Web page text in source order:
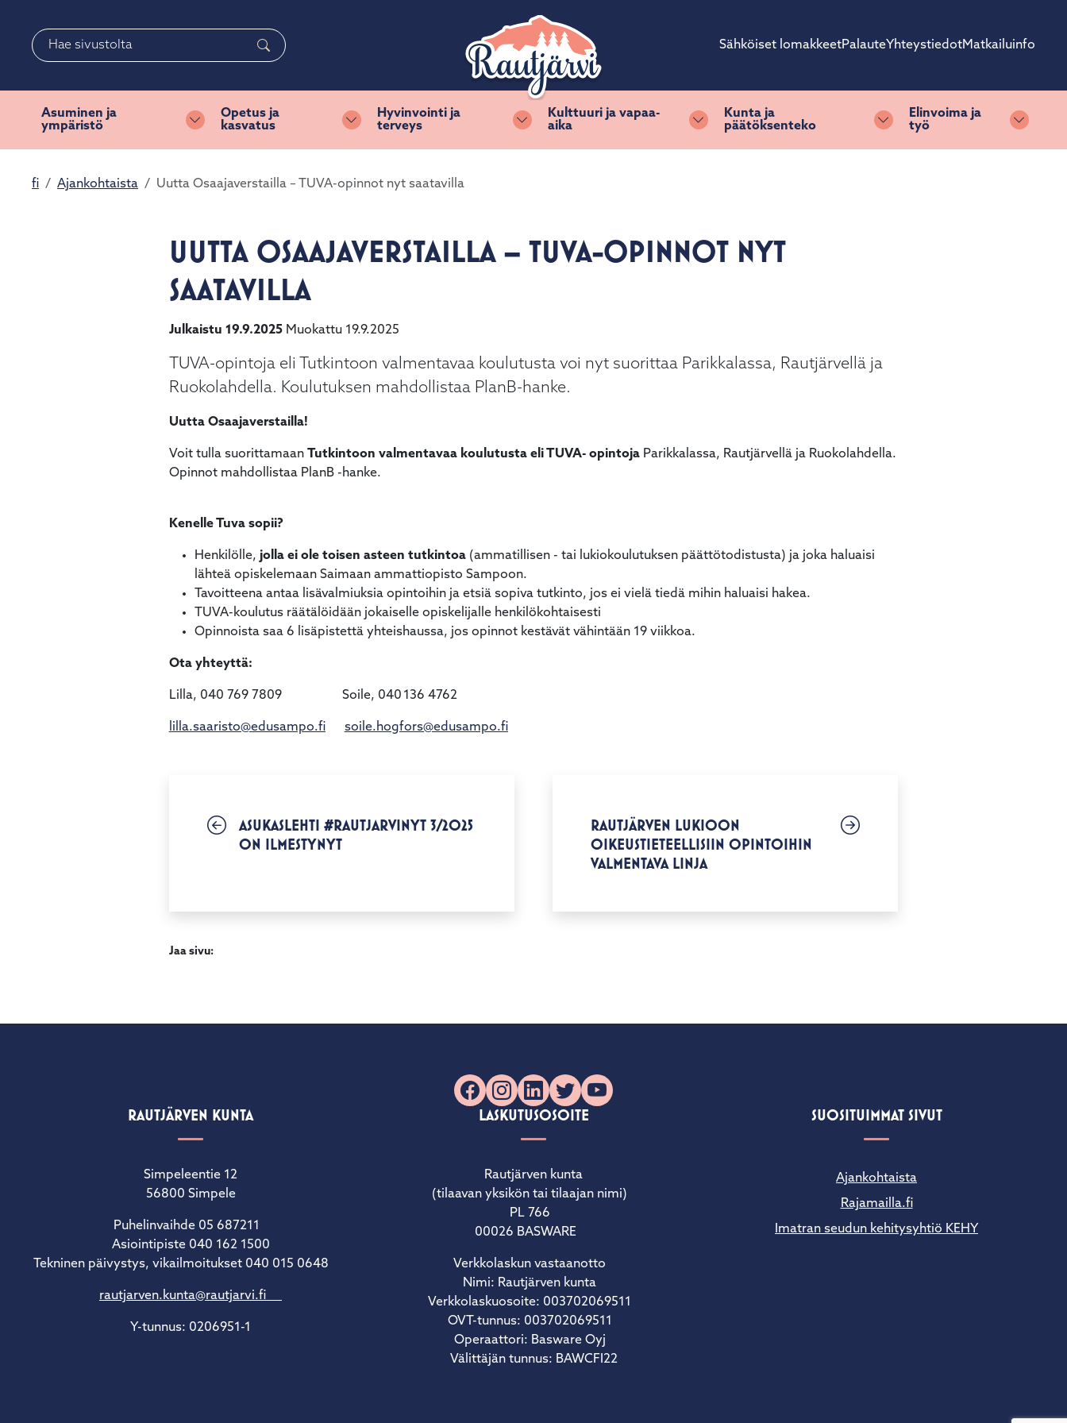
Sähköiset lomakkeetPalauteYhteystiedotMatkailuinfo
Haku
Asuminen ja
ympäristö
Vaihda alasvetovalikkoa
Opetus ja
kasvatus
Vaihda alasvetovalikkoa
Hyvinvointi ja
terveys
Vaihda alasvetovalikkoa
Kulttuuri ja vapaa-
aika
Vaihda alasvetovalikkoa
Kunta ja
päätöksenteko
Vaihda alasvetovalikkoa
Elinvoima ja
työ
Vaihda
fi Ajankohtaista Uutta Osaajaverstailla – TUVA-opinnot nyt saatavilla
UUTTA OSAAJAVERSTAILLA – TUVA-OPINNOT NYT
SAATAVILLA
Julkaistu 19.9.2025 Muokattu 19.9.2025
TUVA-opintoja eli Tutkintoon valmentavaa koulutusta voi nyt suorittaa Parikkalassa, Rautjärvellä ja
Ruokolahdella. Koulutuksen mahdollistaa PlanB-hanke.
Uutta Osaajaverstailla!
Voit tulla suorittamaan Tutkintoon valmentavaa koulutusta eli TUVA- opintojaParikkalassa, Rautjärvellä ja Ruokolahdella.
Opinnot mahdollistaa PlanB -hanke.
Kenelle Tuva sopii?
Henkilölle, jolla ei ole toisen asteen tutkintoa(ammatillisen - tai lukiokoulutuksen päättötodistusta) ja joka haluaisi
lähteä opiskelemaan Saimaan ammattiopisto Sampoon.
Tavoitteena antaa lisävalmiuksia opintoihin ja etsiä sopiva tutkinto, jos ei vielä tiedä mihin haluaisi hakea.
TUVA-koulutus räätälöidään jokaiselle opiskelijalle henkilökohtaisesti
Opinnoista saa 6 lisäpistettä yhteishaussa, jos opinnot kestävät vähintään 19 viikkoa.
Ota yhteyttä:
Lilla, 040 769 7809 Soile, 040 136 4762
lilla.saaristo@edusampo.fi soile.hogfors@edusampo.fi
ASUKASLEHTI #RAUTJARVINYT 3/2025
ON ILMESTYNYT
RAUTJÄRVEN LUKIOON
OIKEUSTIETEELLISIIN OPINTOIHIN
VALMENTAVA LINJA
Jaa sivu:
Facebook
Instagram
LinkedIn
X YouTube
RAUTJÄRVEN KUNTA
Simpeleentie 12
56800 Simpele
Puhelinvaihde 05 687211
Asiointipiste 040 162 1500
Tekninen päivystys, vikailmoitukset 040 015 0648
rautjarven.kunta@rautjarvi.fi
Y-tunnus: 0206951-1
LASKUTUSOSOITE
Rautjärven kunta
(tilaavan yksikön tai tilaajan nimi)
PL 766
00026 BASWARE
Verkkolaskun vastaanotto
Nimi: Rautjärven kunta
Verkkolaskuosoite: 003702069511
OVT-tunnus: 003702069511
Operaattori: Basware Oyj
Välittäjän tunnus: BAWCFI22
SUOSITUIMMAT SIVUT
Ajankohtaista
Rajamailla.fi
Imatran seudun kehitysyhtiö KEHY